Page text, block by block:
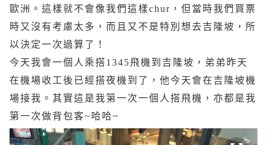
歐洲。這樣就不會像我們這樣chur，但當時我們買票
時又沒有考慮太多，而且又不是特別想去吉隆坡，所
以決定一次過算了！
今天我會一個人乘搭1345飛機到吉隆坡，弟弟昨天
在機場收工後已經搭夜機到了，他今天會在吉隆坡機
場接我。其實這是我第一次一個人搭飛機，亦都是我
第一次做背包客~哈哈~